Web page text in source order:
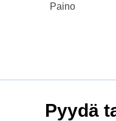
Paino
Pyydä